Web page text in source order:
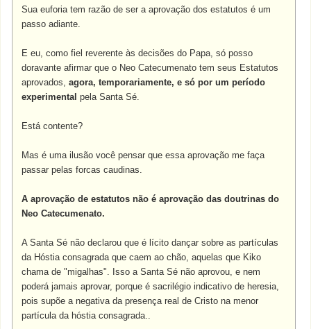
Sua euforia tem razão de ser a aprovação dos estatutos é um
passo adiante.
E eu, como fiel reverente às decisões do Papa, só posso
doravante afirmar que o Neo Catecumenato tem seus Estatutos
aprovados,agora, temporariamente, e só por um período
experimental pela Santa Sé.
Está contente?
Mas é uma ilusão você pensar que essa aprovação me faça
passar pelas forcas caudinas.
A aprovação de estatutos não é aprovação das doutrinas do
Neo Catecumenato.
A Santa Sé não declarou que é lícito dançar sobre as partículas
da Hóstia consagrada que caem ao chão, aquelas que Kiko
chama de "migalhas". Isso a Santa Sé não aprovou, e nem
poderá jamais aprovar, porque é sacrilégio indicativo de heresia,
pois supõe a negativa da presença real de Cristo na menor
partícula da hóstia consagrada..